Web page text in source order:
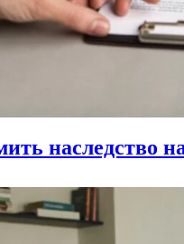
наследство